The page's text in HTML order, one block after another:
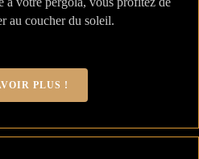
au coucher du soleil.
PLUS !